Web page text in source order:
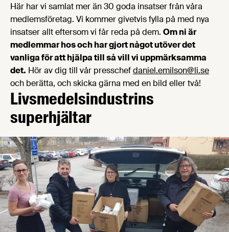
Här har vi samlat mer än 30 goda insatser från våra
medlemsföretag. Vi kommer givetvis fylla på med nya
insatser allt eftersom vi får reda på dem. Om ni är
medlemmar hos och har gjort något utöver det
vanliga för att hjälpa till så vill vi uppmärksamma
det. Hör av dig till vår presschefdaniel.emilson@li.se
och berätta, och skicka gärna med en bild eller två!
Livsmedelsindustrins
superhjältar